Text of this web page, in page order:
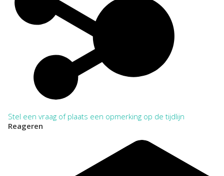
VOLLEDIG:
Regionaal Archief Zuid-Utrecht, Wijk bij Duurstede. Toegang
621 Beraad van Kerken Wijk bij Duurstede 1982-2015
Categorie:
Religie en Levensbeschouwing
Stel een vraag of plaats een opmerking op de tijdlijn
Reageren